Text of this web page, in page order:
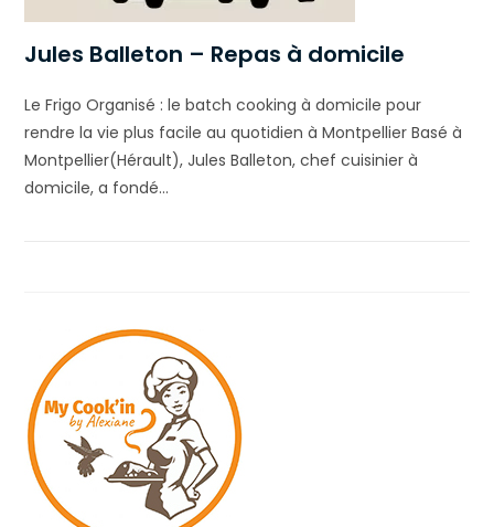
Jules Balleton – Repas à domicile
Le Frigo Organisé : le batch cooking à domicile pour
rendre la vie plus facile au quotidien à Montpellier Basé à
Montpellier(Hérault), Jules Balleton, chef cuisinier à
domicile, a fondé…